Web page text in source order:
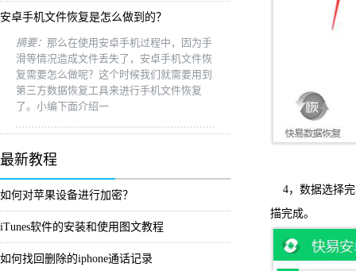
安卓手机文件恢复是怎么做到的？
摘要： 那么在使用安卓手机过程中，因为手
滑等情况造成文件丢失了，安卓手机文件恢
复需要怎么做呢？这个时候我们就需要用到
第三方数据恢复工具来进行手机文件恢复
了。小编下面介绍一
最新教程
如何对苹果设备进行加密？
iTunes软件的安装和使用图文教程
如何找回删除的iphone通话记录
4，数据选择
描完成。